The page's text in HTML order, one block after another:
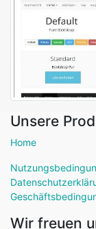
Unsere
Home
Wir freuen